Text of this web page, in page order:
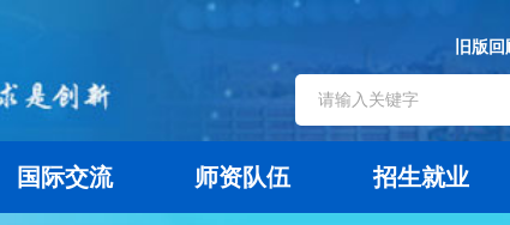
旧版回
国际交流 师资队伍 招生就业